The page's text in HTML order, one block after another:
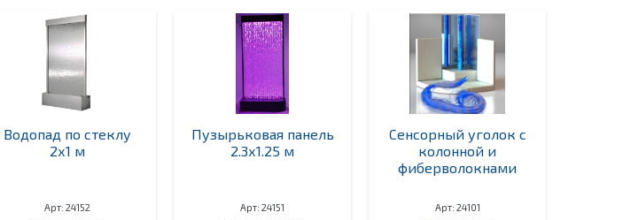
Водопад по стеклу
2х1 м
Арт: 24152
Пузырьковая панель
2.3х1.25 м
Арт: 24151
Сенсорный уголок с
колонной и
фиберволокнами
Арт: 24101